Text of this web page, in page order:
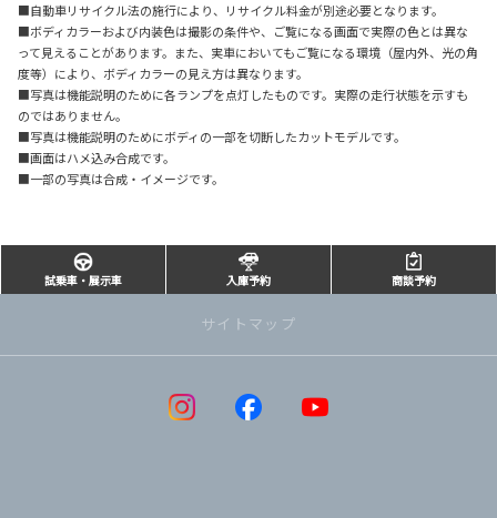
■自動車リサイクル法の施行により、リサイクル料金が別途必要となります。
■ボディカラーおよび内装色は撮影の条件や、ご覧になる画面で実際の色とは異な
って見えることがあります。また、実車においてもご覧になる環境（屋内外、光の角
度等）により、ボディカラーの見え方は異なります。
■写真は機能説明のために各ランプを点灯したものです。実際の走行状態を示すも
のではありません。
■写真は機能説明のためにボディの一部を切断したカットモデルです。
■画面はハメ込み合成です。
■一部の写真は合成・イメージです。
試乗車・展示車 入庫予約 商談予約
サイトマップ